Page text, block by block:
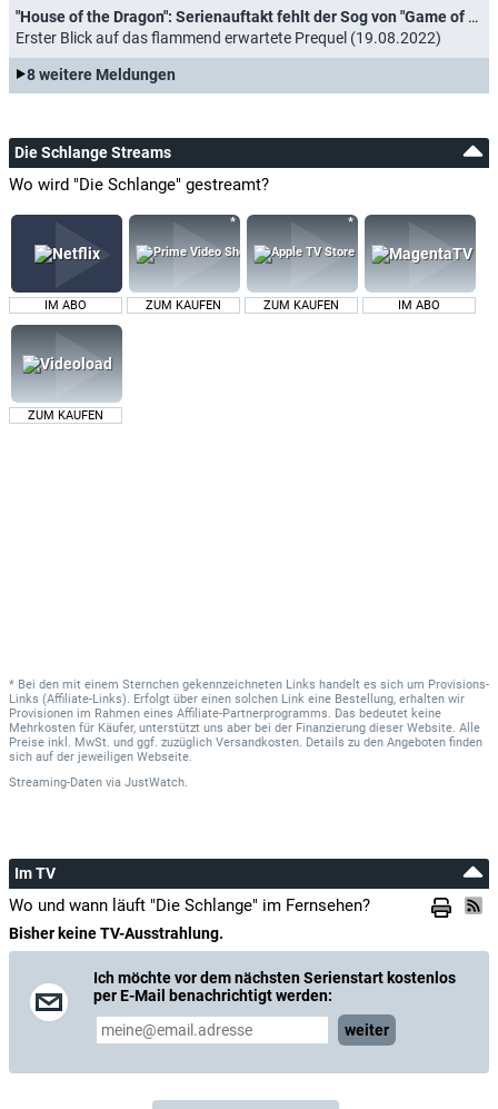
"House of the Dragon": Serienauftakt fehlt der Sog von "Game of Thrones"
Erster Blick auf das flammend erwartete Prequel (19.08.2022)
8 weitere Meldungen
Die Schlange Streams
Wo wird "Die Schlange" gestreamt?
IM ABO ZUM KAUFEN ZUM KAUFEN IM ABO
ZUM KAUFEN
* Bei den mit einem Sternchen gekennzeichneten Links handelt es sich um Provisions-
Links (Affiliate-Links). Erfolgt über einen solchen Link eine Bestellung, erhalten wir
Provisionen im Rahmen eines Affiliate-Partnerprogramms. Das bedeutet keine
Mehrkosten für Käufer, unterstützt uns aber bei der Finanzierung dieser Website. Alle
Preise inkl. MwSt. und ggf. zuzüglich Versandkosten. Details zu den Angeboten finden
sich auf der jeweiligen Webseite.
Streaming-Daten via JustWatch.
Im TV
Wo und wann läuft "Die Schlange" im Fernsehen?
Bisher keine TV-Ausstrahlung.
Ich möchte vor dem nächsten Serienstart kostenlos
per E-Mail benachrichtigt werden:
weiter